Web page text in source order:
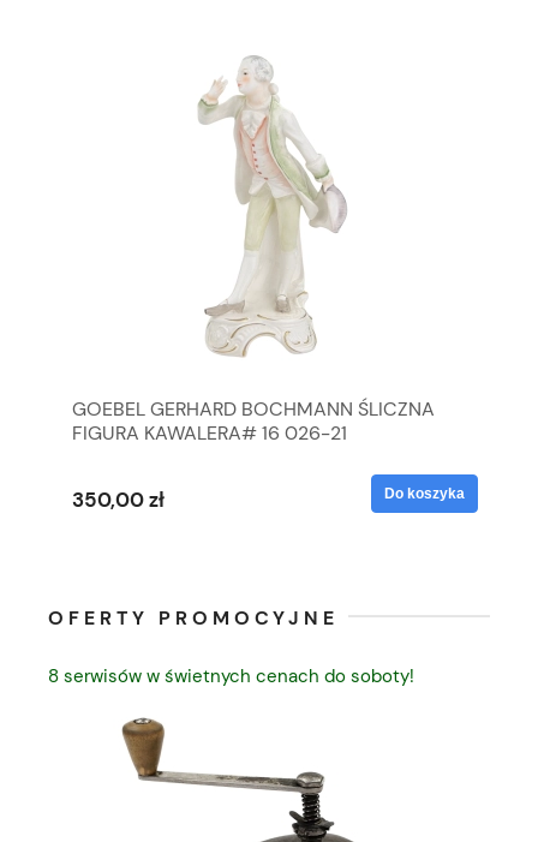
GOEBEL GERHARD BOCHMANN ŚLICZNA
FIGURA KAWALERA# 16 026-21
350,00 zł Do koszyka
OFERTY PROMOCYJNE
8 serwisów w świetnych cenach do soboty!